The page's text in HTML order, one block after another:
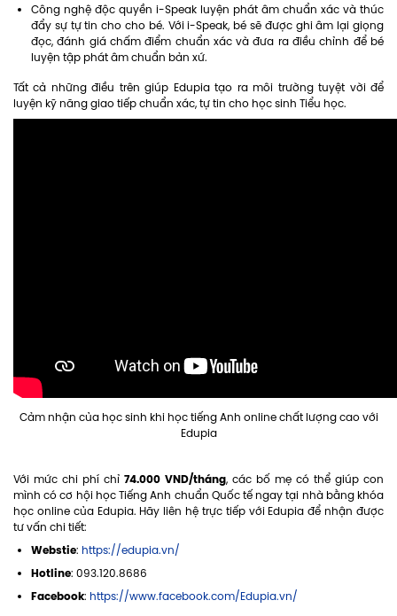
Công nghệ độc quyền i-Speak luyện phát âm chuẩn xác và thúc
đẩy sự tự tin cho cho bé. Với i-Speak, bé sẽ được ghi âm lại giọng
đọc, đánh giá chấm điểm chuẩn xác và đưa ra điều chỉnh để bé
luyện tập phát âm chuẩn bản xứ.
Tất cả những điều trên giúp Edupia tạo ra môi trường tuyệt vời để
luyện kỹ năng giao tiếp chuẩn xác, tự tin cho học sinh Tiểu học.
Cảm nhận của học sinh khi học tiếng Anh online chất lượng cao với
Edupia
Với mức chi phí chỉ 74.000 VND/tháng, các bố mẹ có thể giúp con
mình có cơ hội học Tiếng Anh chuẩn Quốc tế ngay tại nhà bằng khóa
học online của Edupia. Hãy liên hệ trực tiếp với Edupia để nhận được
tư vấn chi tiết:
Webstie: https://edupia.vn/
Hotline: 093.120.8686
Facebook: https://www.facebook.com/Edupia.vn/